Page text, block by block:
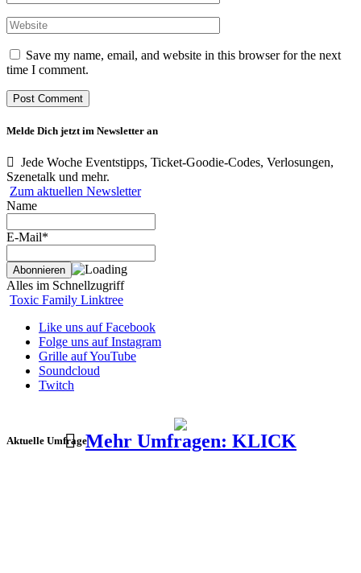
Save my name, email, and website in this browser for the next
time I comment.
Melde Dich jetzt im Newsletter an
Jede Woche Eventstipps, Ticket-Goodie-Codes, Verlosungen,
Szenetalk und mehr.
Zum aktuellen Newsletter
Name
E-Mail*
Alles im Schnellzugriff
Toxic Family Linktree
Like uns auf Facebook
Folge uns auf Instagram
Grille auf YouTube
Soundcloud
Twitch
Aktuelle UmfrageMehr Umfragen: KLICK